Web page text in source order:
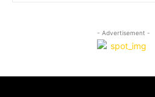
- Advertisement -